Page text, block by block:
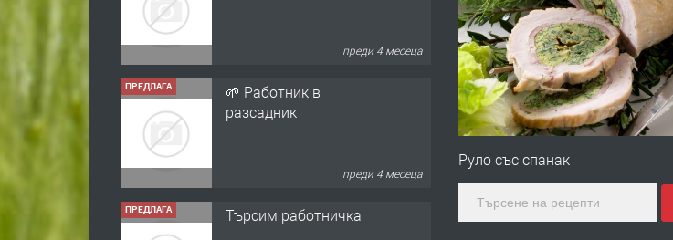
преди 4 месеца
ПРЕДЛАГА
🌱 Работник в
разсадник
преди 4 месеца
ПРЕДЛАГА Търсим работничка
Руло със спанак